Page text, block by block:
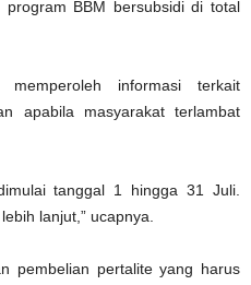
program BBM bersubsidi di total
informasi terkait
apabila masyarakat terlambat
tanggal 1 hingga 31 Juli.
lanjut,” ucapnya.
pembelian pertalite yang harus